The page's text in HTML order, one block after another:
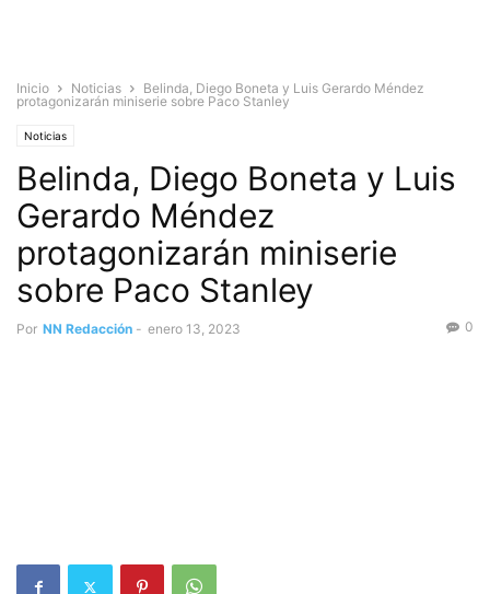
Inicio Noticias
Belinda, Diego Boneta y Luis Gerardo Méndez
protagonizarán miniserie sobre Paco Stanley
Noticias
Belinda, Diego Boneta y Luis
Gerardo Méndez
protagonizarán miniserie
sobre Paco Stanley
Por NN Redacción - enero 13, 2023 0